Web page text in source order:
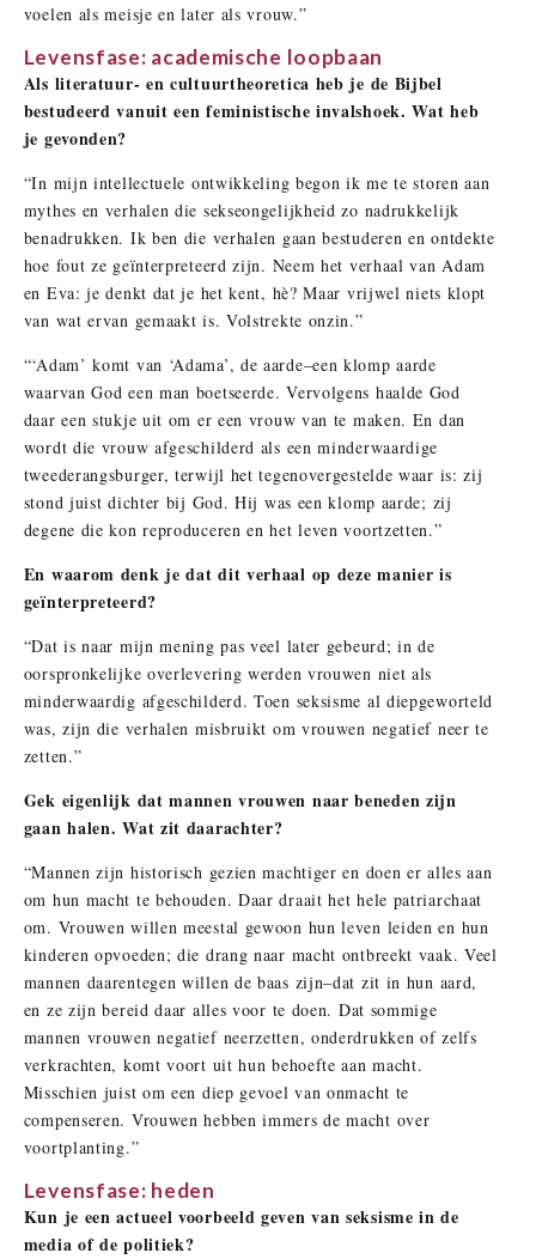
voelen als meisje en later als vrouw.”
Levensfase: academische loopbaan
Als literatuur- en cultuurtheoretica heb je de Bijbel
bestudeerd vanuit een feministische invalshoek. Wat heb
je gevonden?
“In mijn intellectuele ontwikkeling begon ik me te storen aan
mythes en verhalen die sekseongelijkheid zo nadrukkelijk
benadrukken. Ik ben die verhalen gaan bestuderen en ontdekte
hoe fout ze geïnterpreteerd zijn. Neem het verhaal van Adam
en Eva: je denkt dat je het kent, hè? Maar vrijwel niets klopt
van wat ervan gemaakt is. Volstrekte onzin.”
“‘Adam’ komt van ‘Adama’, de aarde–een klomp aarde
waarvan God een man boetseerde. Vervolgens haalde God
daar een stukje uit om er een vrouw van te maken. En dan
wordt die vrouw afgeschilderd als een minderwaardige
tweederangsburger, terwijl het tegenovergestelde waar is: zij
stond juist dichter bij God. Hij was een klomp aarde; zij
degene die kon reproduceren en het leven voortzetten.”
En waarom denk je dat dit verhaal op deze manier is
geïnterpreteerd?
“Dat is naar mijn mening pas veel later gebeurd; in de
oorspronkelijke overlevering werden vrouwen niet als
minderwaardig afgeschilderd. Toen seksisme al diepgeworteld
was, zijn die verhalen misbruikt om vrouwen negatief neer te
zetten.”
Gek eigenlijk dat mannen vrouwen naar beneden zijn
gaan halen. Wat zit daarachter?
“Mannen zijn historisch gezien machtiger en doen er alles aan
om hun macht te behouden. Daar draait het hele patriarchaat
om. Vrouwen willen meestal gewoon hun leven leiden en hun
kinderen opvoeden; die drang naar macht ontbreekt vaak. Veel
mannen daarentegen willen de baas zijn–dat zit in hun aard,
en ze zijn bereid daar alles voor te doen. Dat sommige
mannen vrouwen negatief neerzetten, onderdrukken of zelfs
verkrachten, komt voort uit hun behoefte aan macht.
Misschien juist om een diep gevoel van onmacht te
compenseren. Vrouwen hebben immers de macht over
voortplanting.”
Levensfase: heden
Kun je een actueel voorbeeld geven van seksisme in de
media of de politiek?